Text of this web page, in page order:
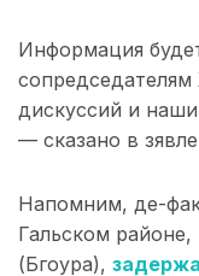
Информация
дискуссий и
— сказано в
Напомним, де-
Гальском районе,
(Бгоура),